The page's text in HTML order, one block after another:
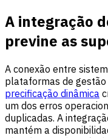
A integração
previne as
A conexão entre
plataformas de gestão
precificação dinâmica
um dos erros
duplicadas. A
mantém a